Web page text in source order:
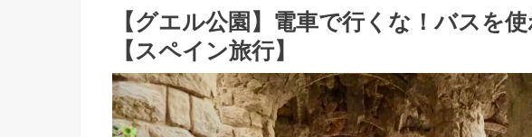
【グエル公園】電車で行くな！バスを
【スペイン旅行】